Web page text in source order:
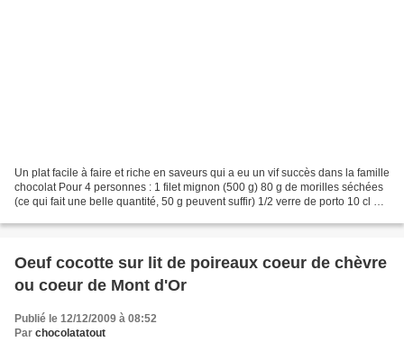
Un plat facile à faire et riche en saveurs qui a eu un vif succès dans la famille
chocolat Pour 4 personnes : 1 filet mignon (500 g) 80 g de morilles séchées
(ce qui fait une belle quantité, 50 g peuvent suffir) 1/2 verre de porto 10 cl de
Oeuf cocotte sur lit de poireaux coeur de chèvre
ou coeur de Mont d'Or
Publié le 12/12/2009 à 08:52
Par chocolatatout